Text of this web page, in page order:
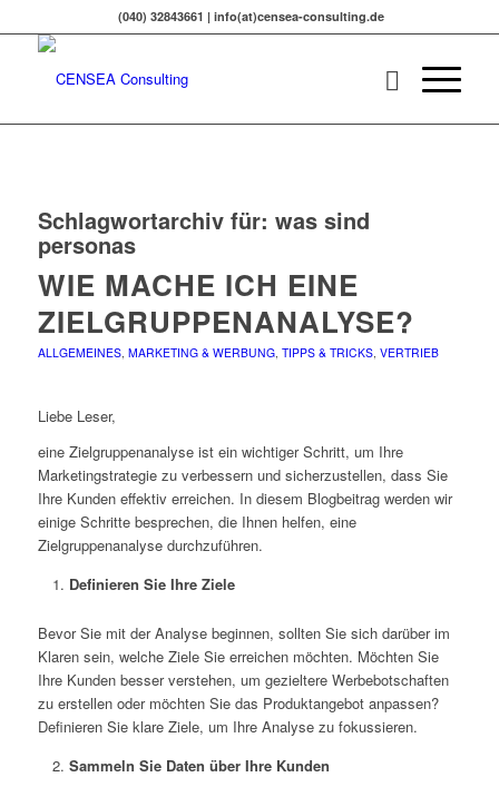
(040) 32843661 | info(at)censea-consulting.de
Schlagwortarchiv für: was sind
personas
WIE MACHE ICH EINE
ZIELGRUPPENANALYSE?
ALLGEMEINES, MARKETING & WERBUNG, TIPPS & TRICKS, VERTRIEB
Liebe Leser,
eine Zielgruppenanalyse ist ein wichtiger Schritt, um Ihre
Marketingstrategie zu verbessern und sicherzustellen, dass Sie
Ihre Kunden effektiv erreichen. In diesem Blogbeitrag werden wir
einige Schritte besprechen, die Ihnen helfen, eine
Zielgruppenanalyse durchzuführen.
Definieren Sie Ihre Ziele
Bevor Sie mit der Analyse beginnen, sollten Sie sich darüber im
Klaren sein, welche Ziele Sie erreichen möchten. Möchten Sie
Ihre Kunden besser verstehen, um gezieltere Werbebotschaften
zu erstellen oder möchten Sie das Produktangebot anpassen?
Definieren Sie klare Ziele, um Ihre Analyse zu fokussieren.
Sammeln Sie Daten über Ihre Kunden